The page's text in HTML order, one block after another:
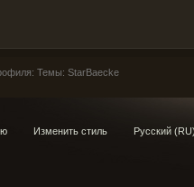
Темы: StarBaecke
Изменить стиль Русский